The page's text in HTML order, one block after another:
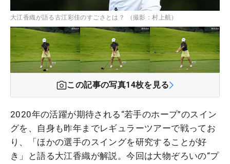
大江香織が語る古江彩佳のすごさとは？ （撮影：村上航）
この記事の写真14枚を見る
2020年の活躍が期待される“若手のホープ”のスイン
グを、自身も昨年までレギュラーツアーで戦ってお
り、「ほかの選手のスイングを研究することが好
き」と語る大江香織が解説。今回は大物ぞろいの“プ